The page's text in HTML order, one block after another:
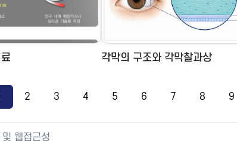
각막의 구조와 각막찰과상
2 3 4 5 6 7 8 9
웹접근성